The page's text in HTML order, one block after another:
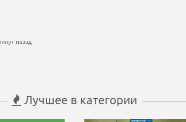
назад
Лучшее в категории